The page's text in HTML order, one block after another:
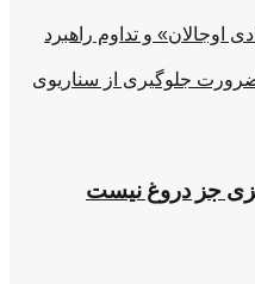
اوجالان» و تداوم راهبرد
ضرورت جلوگیری از سناریوی
جز دروغ نیست